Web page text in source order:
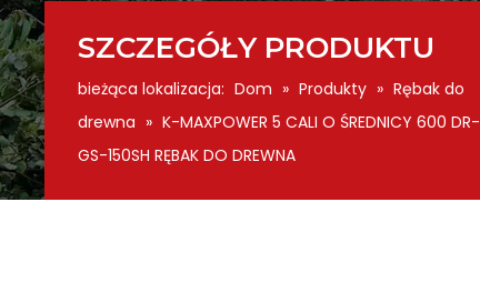
SZCZEGÓŁY PRODUKTU
bieżąca lokalizacja: Dom » Produkty » Rębak do
drewna » K-MAXPOWER 5 CALI O ŚREDNICY 600 DR-
GS-150SH RĘBAK DO DREWNA